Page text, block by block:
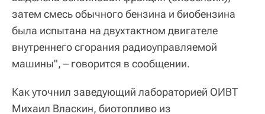
затем смесь обычного бензина и биобензина
была испытана на двухтактном двигателе
внутреннего сгорания радиоуправляемой
машины", – говорится в сообщении.
Как уточнил заведующий лабораторией ОИВТ
Михаил Власкин, биотопливо из